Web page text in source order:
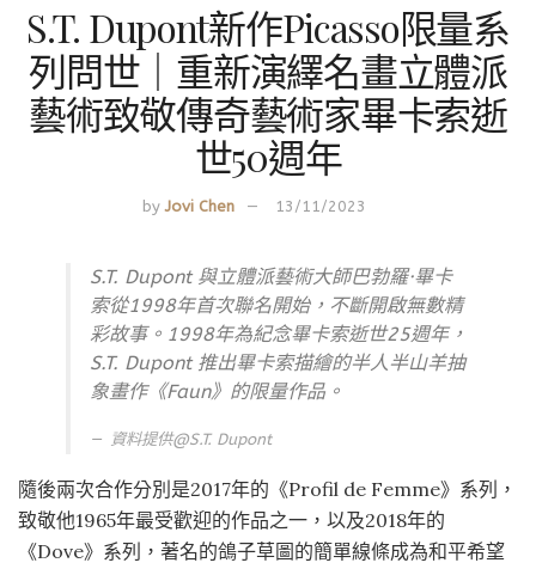
S.T. Dupont新作Picasso限量系
列問世｜重新演繹名畫立體派
藝術致敬傳奇藝術家畢卡索逝
世50週年
by Jovi Chen 13/11/2023
S.T. Dupont 與立體派藝術大師巴勃羅·畢卡
索從1998年首次聯名開始，不斷開啟無數精
彩故事。1998年為紀念畢卡索逝世25週年，
S.T. Dupont 推出畢卡索描繪的半人半山羊抽
象畫作《Faun》的限量作品。
資料提供@S.T. Dupont
隨後兩次合作分別是2017年的《Profil de Femme》系列，
致敬他1965年最受歡迎的作品之一，以及2018年的
《Dove》系列，著名的鴿子草圖的簡單線條成為和平希望